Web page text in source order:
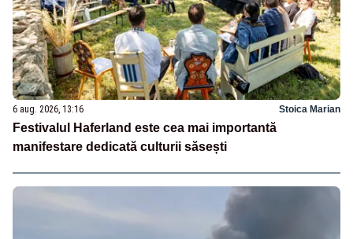
6 aug. 2026, 13:16 Stoica Marian
Festivalul Haferland este cea mai importantă
manifestare dedicată culturii săsești